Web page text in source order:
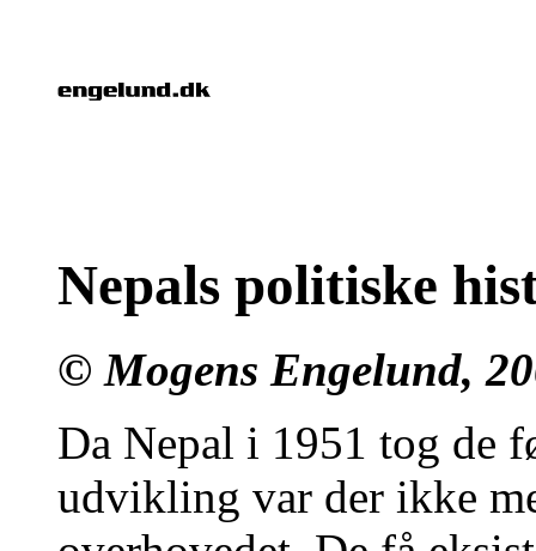
Nepals politiske
© Mogens Engelund,
Da Nepal i 1951 tog de
udvikling var der ikke